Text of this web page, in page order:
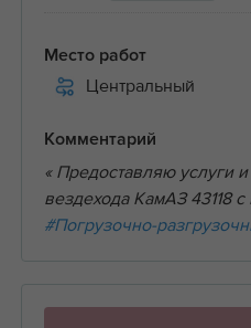
Место работ
Центральный
Комментарий
« Предоставляю услуги
вездехода КамАЗ 43118
#Погрузочно-